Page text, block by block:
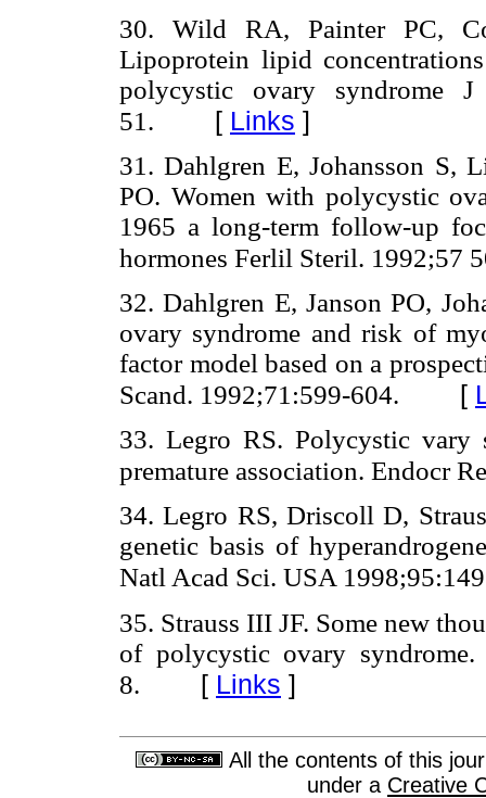
30. Wild RA, Painter PC,
Lipoprotein lipid
polycystic ovary syndrome
51. [ Links ]
31. Dahlgren E, Johansson S,
PO. Women with polycystic
1965 a long-term follow-up
hormones Ferlil Steril. 1992;57
32. Dahlgren E, Janson PO,
ovary syndrome and risk of
factor model based on a
Scand. 1992;71:599-604. [
33. Legro RS. Polycystic vary
premature association. Endocr
34. Legro RS, Driscoll D,
genetic basis of
Natl Acad Sci. USA
35. Strauss III JF. Some new
of polycystic ovary
8. [ Links ]
All the contents of this
under a Creative